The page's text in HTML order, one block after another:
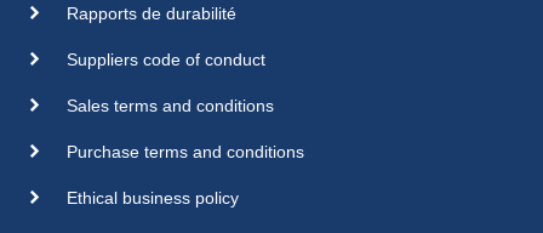
Rapports de durabilité
Suppliers code of conduct
Sales terms and conditions
Purchase terms and conditions
Ethical business policy